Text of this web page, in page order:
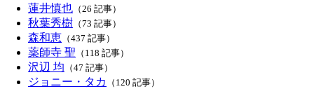
蓮井慎也 （26 記事）
秋葉秀樹 （73 記事）
森和恵 （437 記事）
薬師寺 聖 （118 記事）
沢辺 均 （47 記事）
ジョニー・タカ （120 記事）